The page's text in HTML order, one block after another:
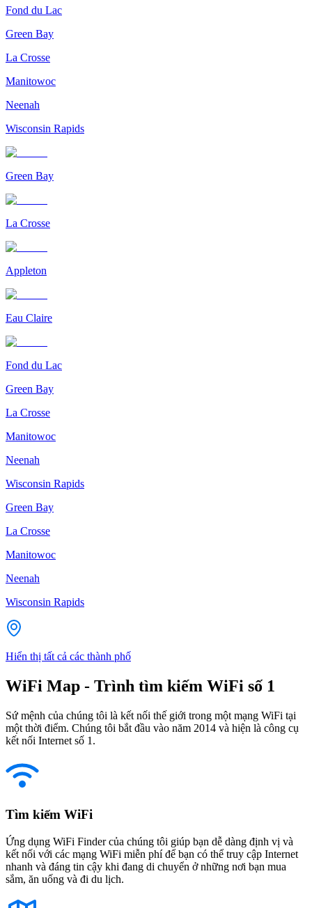
Fond du Lac
Green Bay
La Crosse
Manitowoc
Neenah
Wisconsin Rapids
Green Bay
La Crosse
Appleton
Eau Claire
Fond du Lac
Green Bay
La Crosse
Manitowoc
Neenah
Wisconsin Rapids
Green Bay
La Crosse
Manitowoc
Neenah
Wisconsin Rapids
Hiển thị tất cả các thành phố
WiFi Map - Trình tìm kiếm WiFi số 1
Sứ mệnh của chúng tôi là kết nối thế giới trong một mạng WiFi tại
một thời điểm. Chúng tôi bắt đầu vào năm 2014 và hiện là công cụ
kết nối Internet số 1.
Tìm kiếm WiFi
Ứng dụng WiFi Finder của chúng tôi giúp bạn dễ dàng định vị và
kết nối với các mạng WiFi miễn phí để bạn có thể truy cập Internet
nhanh và đáng tin cậy khi đang di chuyển ở những nơi bạn mua
sắm, ăn uống và đi du lịch.